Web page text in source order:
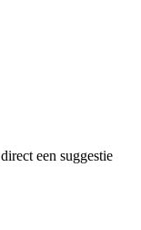
een suggestie